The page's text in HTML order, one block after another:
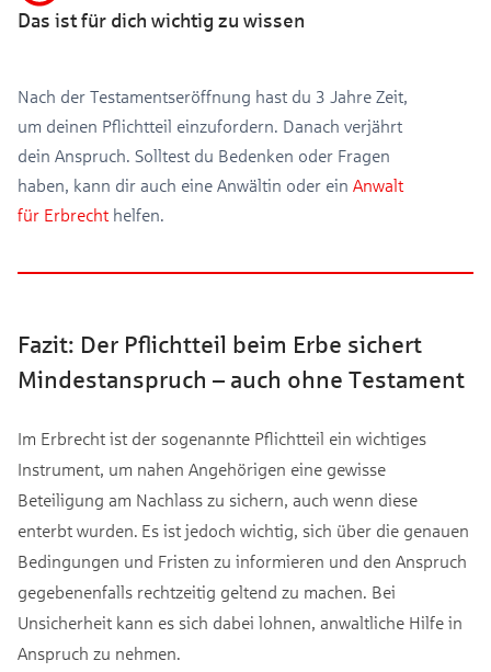
Das ist für dich wichtig zu wissen
Nach der Testamentseröffnung hast du 3 Jahre Zeit,
um deinen Pflichtteil einzufordern. Danach verjährt
dein Anspruch. Solltest du Bedenken oder Fragen
haben, kann dir auch eine Anwältin oder ein Anwalt
für Erbrecht helfen.
Fazit: Der Pflichtteil beim Erbe sichert
Mindestanspruch – auch ohne Testament
Im Erbrecht ist der sogenannte Pflichtteil ein wichtiges
Instrument, um nahen Angehörigen eine gewisse
Beteiligung am Nachlass zu sichern, auch wenn diese
enterbt wurden. Es ist jedoch wichtig, sich über die genauen
Bedingungen und Fristen zu informieren und den Anspruch
gegebenenfalls rechtzeitig geltend zu machen. Bei
Unsicherheit kann es sich dabei lohnen, anwaltliche Hilfe in
Anspruch zu nehmen.